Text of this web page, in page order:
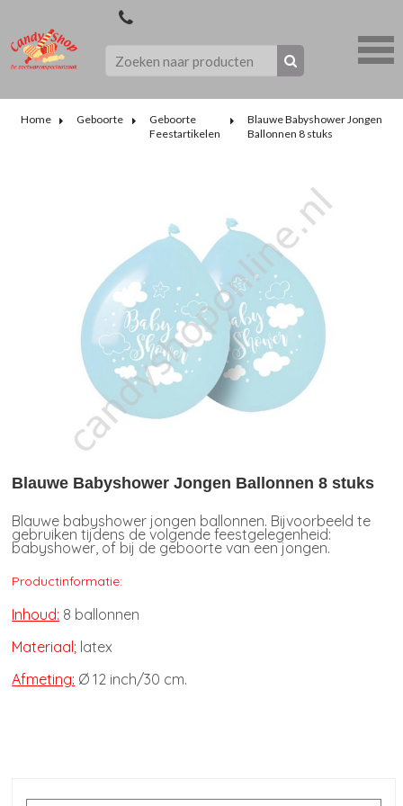
Home Geboorte
Geboorte
Feestartikelen
Blauwe Babyshower Jongen
Ballonnen 8 stuks
Blauwe Babyshower Jongen Ballonnen 8 stuks
Blauwe babyshower jongen ballonnen. Bijvoorbeeld te
gebruiken tijdens de volgende feestgelegenheid:
babyshower, of bij de geboorte van een jongen.
Productinformatie:
Inhoud: 8 ballonnen
Materiaal; latex
Afmeting: Ø12 inch/30 cm.